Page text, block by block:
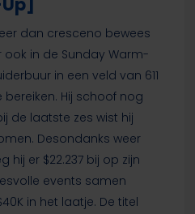
dan cresceno bewees
ook in de Sunday Warm-
in een veld van 611
Hij schoof nog
de laatste zes wist hij
Desondanks weer
hij er $22.237 bij op zijn
events samen
in het laatje. De titel